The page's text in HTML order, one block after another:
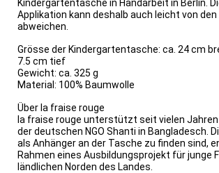
Kindergartentasche in Handarbeit in Berlin.
Applikation kann deshalb auch leicht von
abweichen.
Grösse der Kindergartentasche: ca. 24 cm
7.5 cm tief
Gewicht: ca. 325 g
Material: 100% Baumwolle
Über la fraise rouge
la fraise rouge unterstützt seit vielen
der deutschen NGO Shanti in Bangladesch.
als Anhänger an der Tasche zu finden sind,
Rahmen eines Ausbildungsprojekt für junge
ländlichen Norden des Landes.